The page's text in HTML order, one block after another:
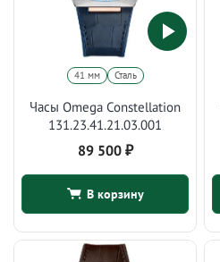
41 мм Сталь
Часы Omega Constellation
131.23.41.21.03.001
89 500 ₽
В корзину